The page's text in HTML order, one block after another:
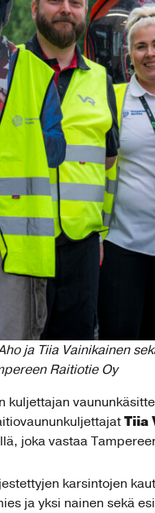
ja Tiia Vainikainen
Raitiotie Oy
Tiia
joka vastaa
karsintojen
ja yksi nainen sekä